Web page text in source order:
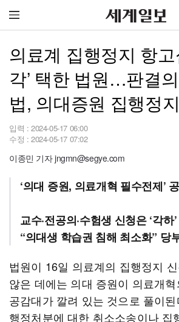
의료계 집행정지 항고
각’ 택한 법원…판결
법, 의대증원 집행정
입력 : 2024-05-17 06:00
수정 : 2024-05-17 07:02
이종민 기자 jngmn@segye.com
‘의대 증원, 의료개혁 필수전제’
교수·전공의·수험생 신청은 ‘각하’
“의대생 학습권 침해 최소화” 당
법원이 16일 의료계의 집행정지
않은 데에는 의대 증원이 의료개
공감대가 깔려 있는 것으로 풀이
행정처분에 대한 취소소송이나 집